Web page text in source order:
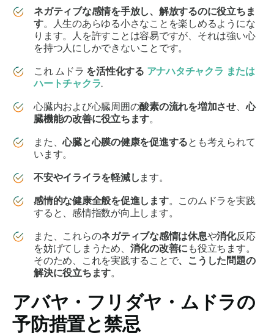
ネガティブな感情を手放し、解放するのに役立ちま
す。人生のあらゆる小さなことを楽しめるようにな
ります。人を許すことは容易ですが、それは強い心
を持つ人にしかできないことです。
これ ムドラ を活性化する アナハタチャクラ または
ハートチャクラ.
心臓内および心臓周囲の酸素の流れを増加させ、心
臓機能の改善に役立ちます。
また、心臓と心膜の健康を促進するとも考えられて
います。
不安やイライラを軽減し ます。
感情的な健康全般を促進します。このムドラ を実践
すると、感情指数が向上します。
また、これらのネガティブな感情は休息や消化反応
を妨げてしまうため、 消化の改善に も役立ちます。
そのため、これを実践することで、こうした問題の
解決に役立ちます。
アバヤ・フリダヤ・ムドラの
予防措置と禁忌